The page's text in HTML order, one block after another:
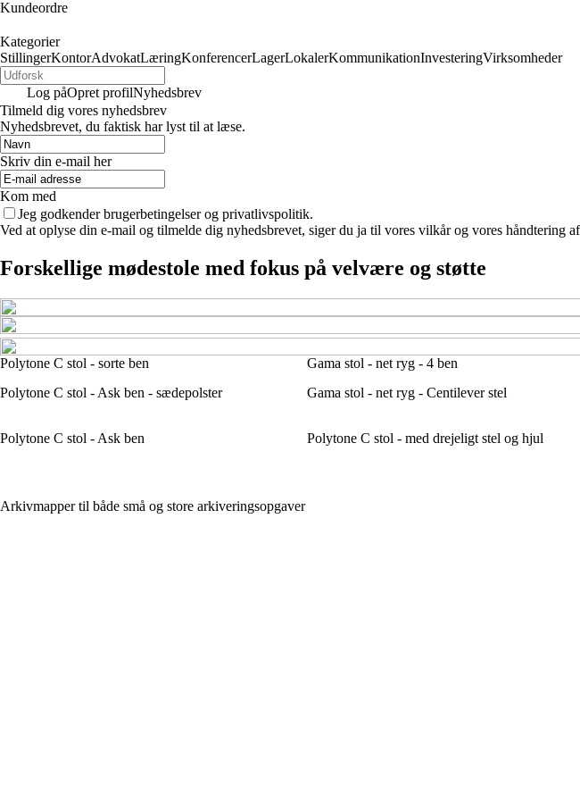
Kundeordre
Kategorier
StillingerKontorAdvokatLæringKonferencerLagerLokalerKommunikationInvesteringVirksomheder
Log påOpret profilNyhedsbrev
Tilmeld dig vores nyhedsbrev
Nyhedsbrevet, du faktisk har lyst til at læse.
Skriv din e-mail her
Kom med
Jeg godkender brugerbetingelser og privatlivspolitik.
Ved at oplyse din e-mail og tilmelde dig nyhedsbrevet, siger du ja til vores vilkår og vores håndtering
Forskellige mødestole med fokus på velvære og støtte
Polytone C stol - sorte ben Gama stol - net ryg - 4 ben
Polytone C stol - Ask ben - sædepolster
Gama stol - net ryg - Centilever stel
Polytone C stol - Ask ben
Polytone C stol - med drejeligt stel og hjul
Arkivmapper til både små og store arkiveringsopgaver